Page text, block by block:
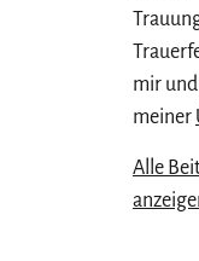
mir
meiner
Alle